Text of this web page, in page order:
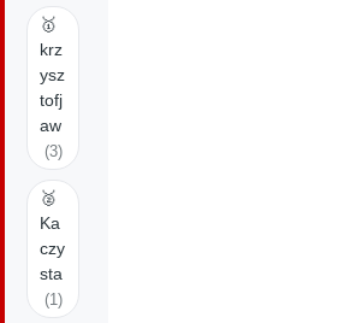
🥇
krz
ysz
tofj
aw
(3)
🥈
Ka
czy
sta
(1)